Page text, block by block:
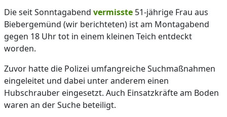
Die seit Sonntagabend vermisste 51-jährige Frau aus
Biebergemünd (wir berichteten) ist am Montagabend
gegen 18 Uhr tot in einem kleinen Teich entdeckt
worden.
Zuvor hatte die Polizei umfangreiche Suchmaßnahmen
eingeleitet und dabei unter anderem einen
Hubschrauber eingesetzt. Auch Einsatzkräfte am Boden
waren an der Suche beteiligt.